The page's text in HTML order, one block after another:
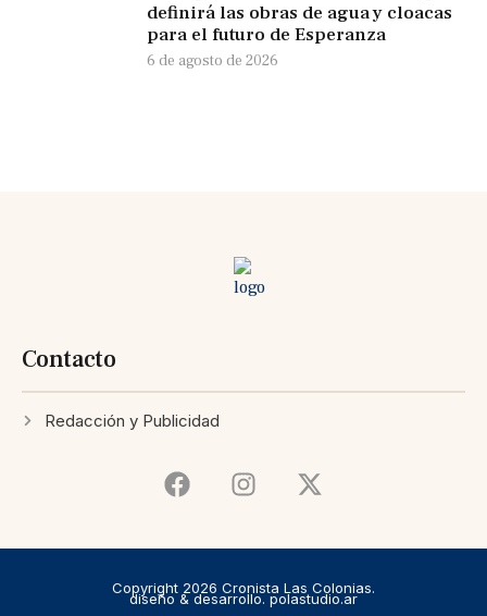
definirá las obras de agua y cloacas
para el futuro de Esperanza
6 de agosto de 2026
Contacto
Redacción y Publicidad
Copyright 2026 Cronista Las Colonias.
diseño & desarrollo. polastudio.ar